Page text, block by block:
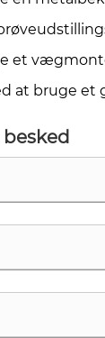
til din
et
for at
at bruge et